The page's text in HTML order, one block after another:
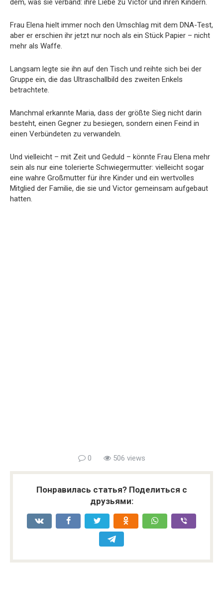
dem, was sie verband: ihre Liebe zu Victor und ihren Kindern.
Frau Elena hielt immer noch den Umschlag mit dem DNA-Test,
aber er erschien ihr jetzt nur noch als ein Stück Papier – nicht
mehr als Waffe.
Langsam legte sie ihn auf den Tisch und reihte sich bei der
Gruppe ein, die das Ultraschallbild des zweiten Enkels
betrachtete.
Manchmal erkannte Maria, dass der größte Sieg nicht darin
besteht, einen Gegner zu besiegen, sondern einen Feind in
einen Verbündeten zu verwandeln.
Und vielleicht – mit Zeit und Geduld – könnte Frau Elena mehr
sein als nur eine tolerierte Schwiegermutter: vielleicht sogar
eine wahre Großmutter für ihre Kinder und ein wertvolles
Mitglied der Familie, die sie und Victor gemeinsam aufgebaut
hatten.
0 506 views
Понравилась статья? Поделиться с
друзьями: